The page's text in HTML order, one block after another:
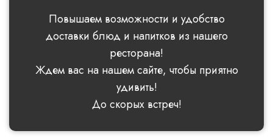
Повышаем возможности и удобство
доставки блюд и напитков из нашего
ресторана!
Ждем вас на нашем сайте, чтобы приятно
удивить!
До скорых встреч!